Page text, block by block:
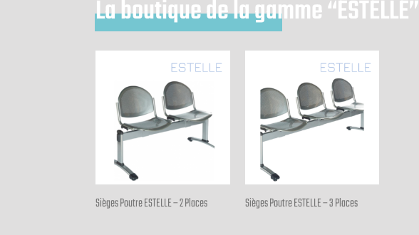
La boutique de la gamme “ESTELLE”
Sièges Poutre ESTELLE – 2 Places Sièges Poutre ESTELLE – 3 Places